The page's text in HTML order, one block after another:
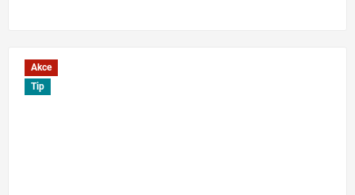
Akce
Tip